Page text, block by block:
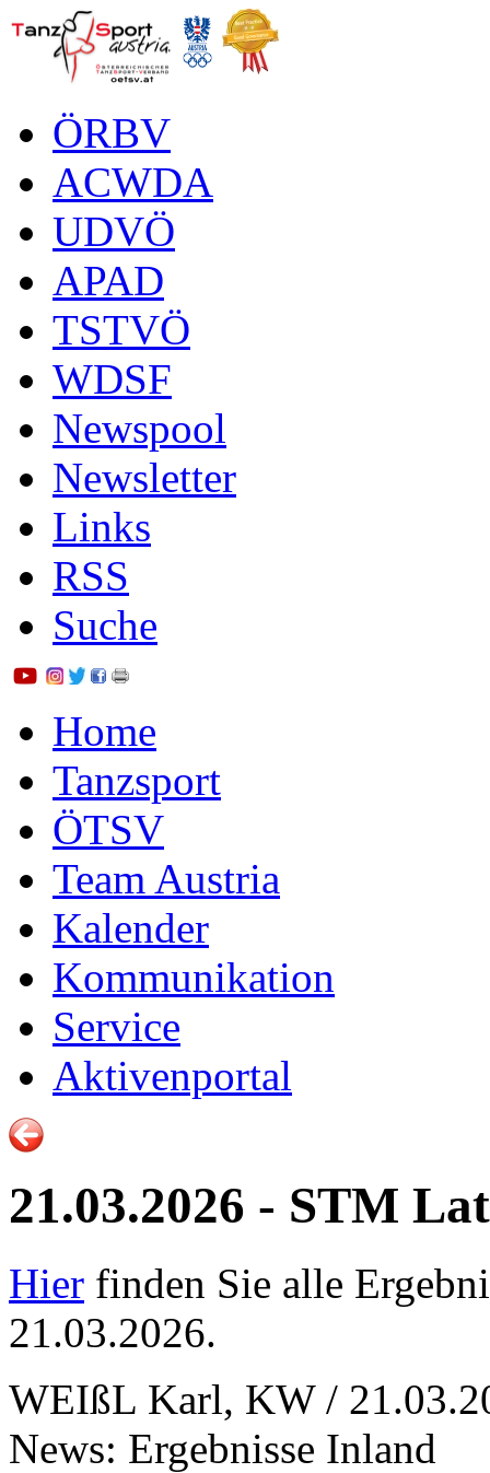
ÖRBV
ACWDA
UDVÖ
APAD
TSTVÖ
WDSF
Newspool
Newsletter
Links
RSS
Suche
Home
Tanzsport
ÖTSV
Team Austria
Kalender
Kommunikation
Service
Aktivenportal
21.03.2026 - STM
Hier finden Sie alle
21.03.2026.
WEIßL Karl, KW /
News: Ergebnisse Inland